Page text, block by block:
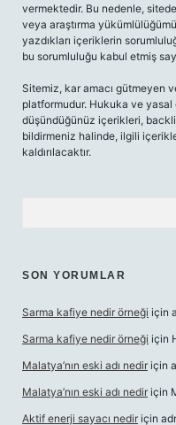
vermektedir. Bu nedenle,
veya araştırma
yazdıkları içeriklerin
bu sorumluluğu kabul etmiş
Sitemiz, kar amacı gütmeyen
platformudur. Hukuka ve yasal
düşündüğünüz içerikleri,
bildirmeniz halinde, ilgili
kaldırılacaktır.
SON YORUMLAR
Sarma kafiye nedir örneği için
Sarma kafiye nedir örneği için
Malatya’nın eski adı nedir için
Malatya’nın eski adı nedir için
Aktif enerji sayacı nedir için